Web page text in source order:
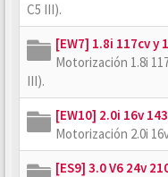
C5 III).
[EW7] 1.8i 117cv y
Motorización 1.8i
III).
[EW10] 2.0i 16v
Motorización 2.0i
[ES9] 3.0 V6 24v